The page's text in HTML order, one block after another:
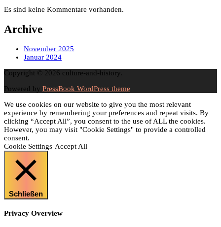
Es sind keine Kommentare vorhanden.
Archive
November 2025
Januar 2024
Copyright © 2026 culture-and-history.
Powered by PressBook WordPress theme
We use cookies on our website to give you the most relevant
experience by remembering your preferences and repeat visits. By
clicking “Accept All”, you consent to the use of ALL the cookies.
However, you may visit "Cookie Settings" to provide a controlled
consent.
Cookie Settings Accept All
Schließen
Privacy Overview